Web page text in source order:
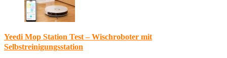
Yeedi Mop Station Test – Wischroboter mit
Selbstreinigungsstation